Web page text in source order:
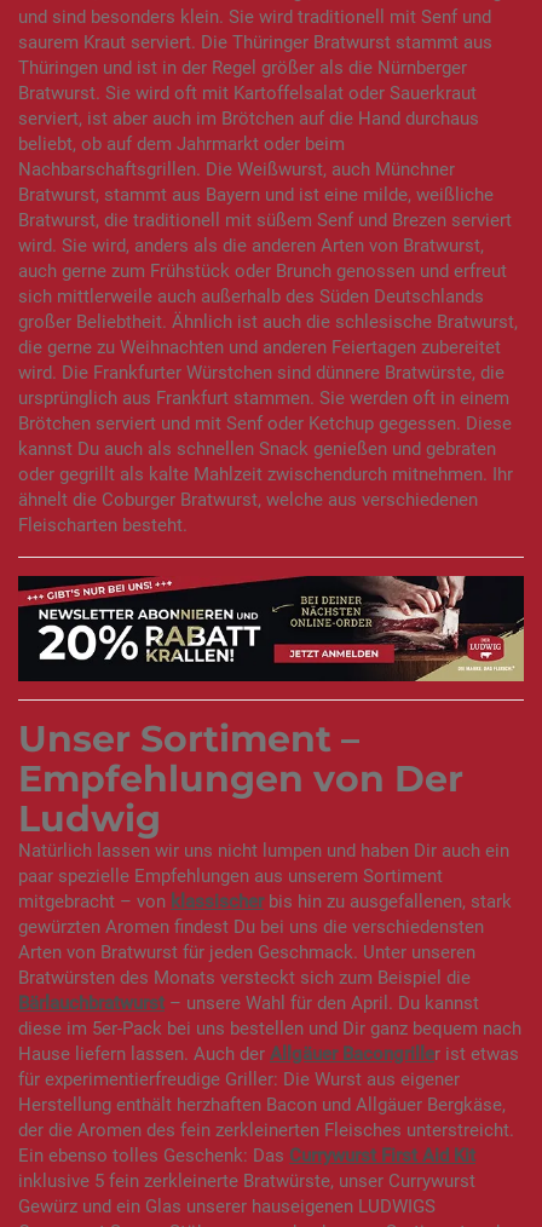
und sind besonders klein. Sie wird traditionell mit Senf und
saurem Kraut serviert. Die Thüringer Bratwurst stammt aus
Thüringen und ist in der Regel größer als die Nürnberger
Bratwurst. Sie wird oft mit Kartoffelsalat oder Sauerkraut
serviert, ist aber auch im Brötchen auf die Hand durchaus
beliebt, ob auf dem Jahrmarkt oder beim
Nachbarschaftsgrillen. Die Weißwurst, auch Münchner
Bratwurst, stammt aus Bayern und ist eine milde, weißliche
Bratwurst, die traditionell mit süßem Senf und Brezen serviert
wird. Sie wird, anders als die anderen Arten von Bratwurst,
auch gerne zum Frühstück oder Brunch genossen und erfreut
sich mittlerweile auch außerhalb des Süden Deutschlands
großer Beliebtheit. Ähnlich ist auch die schlesische Bratwurst,
die gerne zu Weihnachten und anderen Feiertagen zubereitet
wird. Die Frankfurter Würstchen sind dünnere Bratwürste, die
ursprünglich aus Frankfurt stammen. Sie werden oft in einem
Brötchen serviert und mit Senf oder Ketchup gegessen. Diese
kannst Du auch als schnellen Snack genießen und gebraten
oder gegrillt als kalte Mahlzeit zwischendurch mitnehmen. Ihr
ähnelt die Coburger Bratwurst, welche aus verschiedenen
Fleischarten besteht.
Unser Sortiment –
Empfehlungen von Der
Ludwig
Natürlich lassen wir uns nicht lumpen und haben Dir auch ein
paar spezielle Empfehlungen aus unserem Sortiment
mitgebracht – von klassischerbis hin zu ausgefallenen, stark
gewürzten Aromen findest Du bei uns die verschiedensten
Arten von Bratwurst für jeden Geschmack. Unter unseren
Bratwürsten des Monats versteckt sich zum Beispiel die
Bärlauchbratwurst – unsere Wahl für den April. Du kannst
diese im 5er-Pack bei uns bestellen und Dir ganz bequem nach
Hause liefern lassen. Auch der Allgäuer Bacongriller ist etwas
für experimentierfreudige Griller: Die Wurst aus eigener
Herstellung enthält herzhaften Bacon und Allgäuer Bergkäse,
der die Aromen des fein zerkleinerten Fleisches unterstreicht.
Ein ebenso tolles Geschenk: Das Currywurst First Aid Kit
inklusive 5 fein zerkleinerte Bratwürste, unser Currywurst
Gewürz und ein Glas unserer hauseigenen LUDWIGS